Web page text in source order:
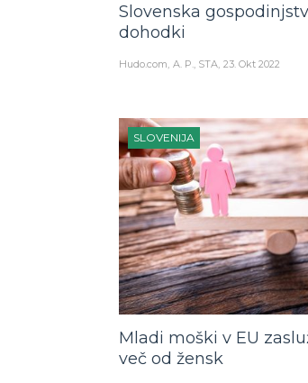
Slovenska
dohodki
Hudo.com A. P., STA 23. Okt 2022
SLOVENIJA
Mladi moški v EU
več od žensk